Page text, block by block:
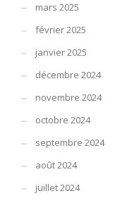
mars 2025
février 2025
janvier 2025
décembre 2024
novembre 2024
octobre 2024
septembre 2024
août 2024
juillet 2024